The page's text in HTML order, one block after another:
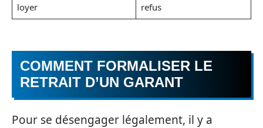
loyer
refus
COMMENT FORMALISER LE
RETRAIT D’UN GARANT
Pour se désengager légalement, il y a